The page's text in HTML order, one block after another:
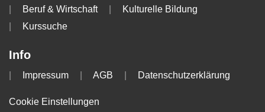
Beruf & Wirtschaft
Kulturelle Bildung
Kurssuche
Info
Impressum AGB Datenschutzerklärung
Cookie Einstellungen